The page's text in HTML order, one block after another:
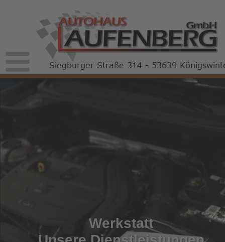
Werkstatt
Siegburger Straße 314 - 53639